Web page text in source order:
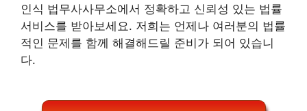
인식 법무사사무소에서 정확하고 신뢰성 있는 법률
서비스를 받아보세요. 저희는 언제나 여러분의 법률
적인 문제를 함께 해결해드릴 준비가 되어 있습니
다.